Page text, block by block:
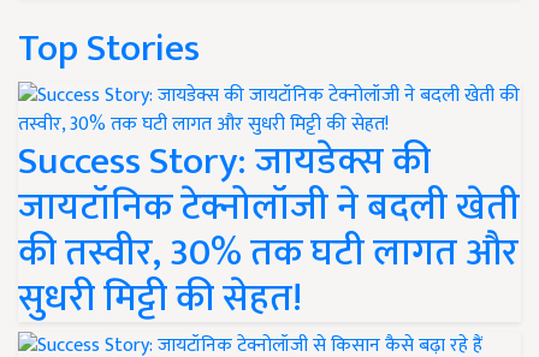
Top Stories
Success Story: जायडेक्स की
जायटॉनिक टेक्नोलॉजी ने बदली खेती
की तस्वीर, 30% तक घटी लागत और
सुधरी मिट्टी की सेहत!